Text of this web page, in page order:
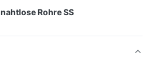
nahtlose Rohre SS